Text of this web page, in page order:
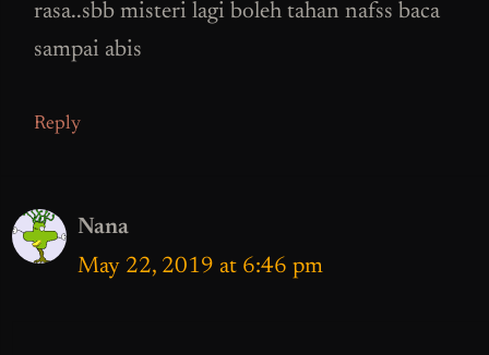
rasa..sbb misteri lagi boleh tahan nafss baca
sampai abis
Reply
Nana
May 22, 2019 at 6:46 pm